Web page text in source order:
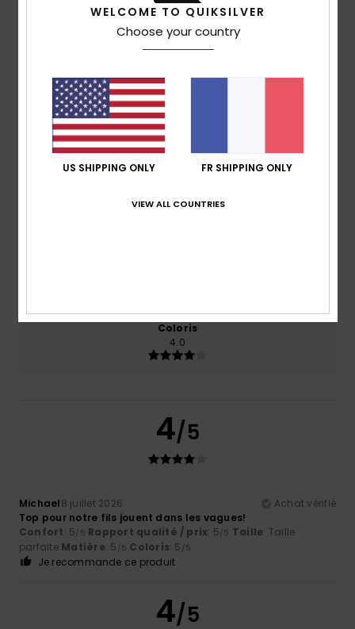
Note moyenne
4.0
basé sur2 avis vérifiés
50% de nos clients recommandent ce produit
Coloris
4.0
4/5
Michael8 juillet 2026
Achat vérifié
Top pour notre fils jouent dans les vagues!
Confort: 5/5 Rapport qualité / prix: 5/5 Taille: Taille
parfaite Matière: 5 /5 Coloris: 5 /5
Je recommande ce produit
4/5
WELCOME TO QUIKSILVER
Choose your country
US SHIPPING ONLY FR SHIPPING ONLY
VIEW ALL COUNTRIES